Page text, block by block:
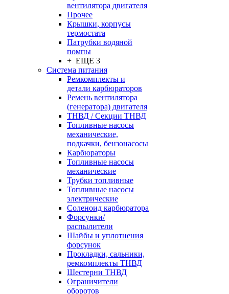
вентилятора двигателя
Прочее
Крышки, корпусы
термостата
Патрубки водяной
помпы
+ ЕЩЕ 3
Система питания
Ремкомплекты и
детали карбюраторов
Ремень вентилятора
(генератора) двигателя
ТНВД / Секции ТНВД
Топливные насосы
механические,
подкачки, бензонасосы
Карбюраторы
Топливные насосы
механические
Трубки топливные
Топливные насосы
электрические
Соленоид карбюратора
Форсунки/
распылители
Шайбы и уплотнения
форсунок
Прокладки, сальники,
ремкомплекты ТНВД
Шестерни ТНВД
Ограничители
оборотов